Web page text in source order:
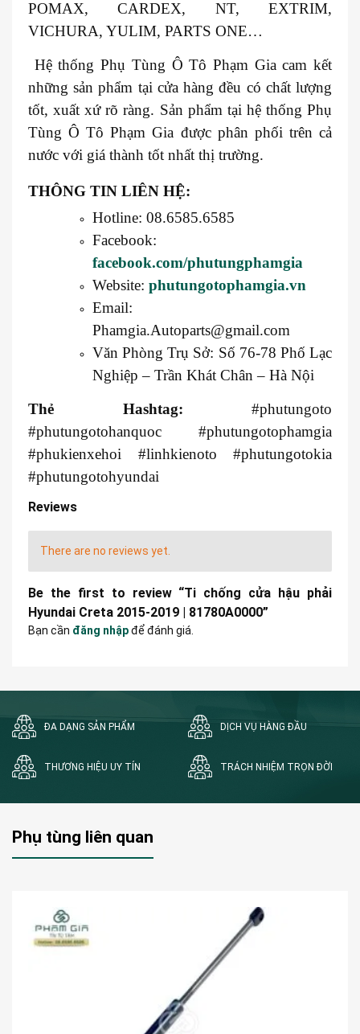
POMAX, CARDEX, NT, EXTRIM,
VICHURA, YULIM, PARTS ONE…
Hệ thống Phụ Tùng Ô Tô Phạm Gia cam kết
những sản phẩm tại cửa hàng đều có chất lượng
tốt, xuất xứ rõ ràng. Sản phẩm tại hệ thống Phụ
Tùng Ô Tô Phạm Gia được phân phối trên cả
nước với giá thành tốt nhất thị trường.
THÔNG TIN LIÊN HỆ:
Hotline: 08.6585.6585
Facebook:
facebook.com/phutungphamgia
Website: phutungotophamgia.vn
Email:
Phamgia.Autoparts@gmail.com
Văn Phòng Trụ Sở: Số 76-78 Phố Lạc
Nghiệp – Trần Khát Chân – Hà Nội
Thẻ Hashtag: #phutungoto
#phutungotohanquoc #phutungotophamgia
#phukienxehoi #linhkienoto #phutungotokia
#phutungotohyundai
Reviews
There are no reviews yet.
Be the first to review “Ti chống cửa hậu phải
Hyundai Creta 2015-2019 | 81780A0000”
Bạn cần đăng nhậpđể đánh giá.
ĐA DẠNG SẢN PHẨM DỊCH VỤ HÀNG ĐẦU
THƯƠNG HIỆU UY TÍN TRÁCH NHIỆM TRỌN ĐỜI
Phụ tùng liên quan